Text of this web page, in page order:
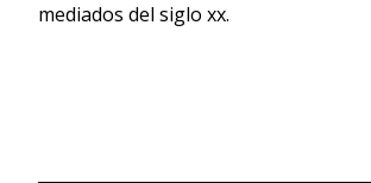
mediados del siglo xx.